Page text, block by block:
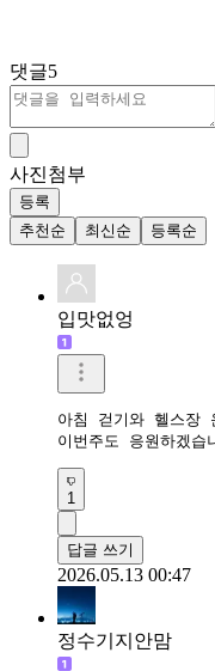
댓글5
사진첨부
등록
추천순
최신순 등록순
입맛없엉
아침 걷기와 헬스장
이번주도 응원하겠습
1
답글 쓰기
2026.05.13 00:47
정수기지안맘